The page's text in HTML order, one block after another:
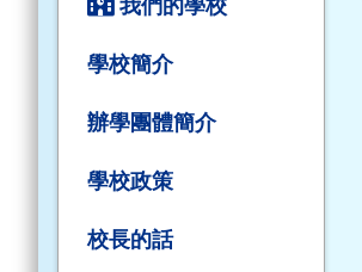
我們的學校
學校簡介
辦學團體簡介
學校政策
校長的話